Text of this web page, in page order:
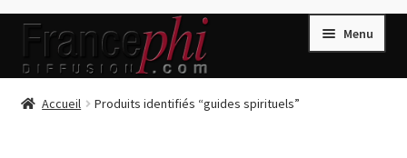
Aller
la
Aller
contenu
Menu
Accueil
Accueil Produits identifiés “guides spirituels”